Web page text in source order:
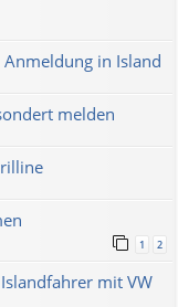
in Island
melden
1 2
mit VW